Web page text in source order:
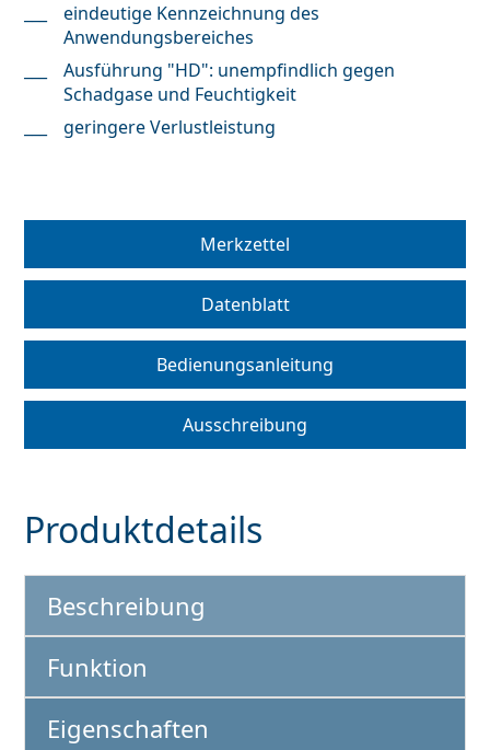
eindeutige Kennzeichnung des
Anwendungsbereiches
Ausführung "HD": unempfindlich gegen
Schadgase und Feuchtigkeit
geringere Verlustleistung
Merkzettel
Datenblatt
Bedienungsanleitung
Ausschreibung
Produktdetails
Beschreibung
Funktion
Eigenschaften